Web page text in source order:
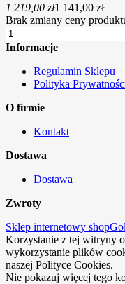
1 219,00 zł1 141,00 zł
Brak zmiany ceny
Informacje
Regulamin Sklepu
Polityka
O firmie
Kontakt
Dostawa
Dostawa
Zwroty
Sklep internetowy
Korzystanie z tej witryny
wykorzystanie plików
naszej Polityce Cookies.
Nie pokazuj więcej tego